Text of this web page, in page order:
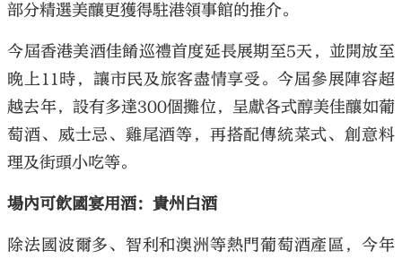
部分精選美釀更獲得駐港領事館的推介。
今屆香港美酒佳餚巡禮首度延長展期至5天，並開放至
晚上11時，讓市民及旅客盡情享受。今屆參展陣容超
越去年，設有多達300個攤位，呈獻各式醇美佳釀如葡
萄酒、威士忌、雞尾酒等，再搭配傳統菜式、創意料
理及街頭小吃等。
場內可飲國宴用酒：貴州白酒
除法國波爾多、智利和澳洲等熱門葡萄酒產區，今年